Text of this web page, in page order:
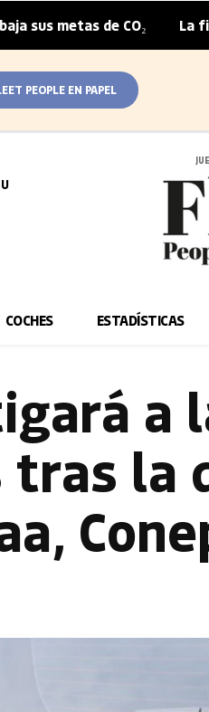
de CO₂ | La fiscalidad
PEOPLE EN PAPEL
COCHES ESTADÍSTICAS
a
la